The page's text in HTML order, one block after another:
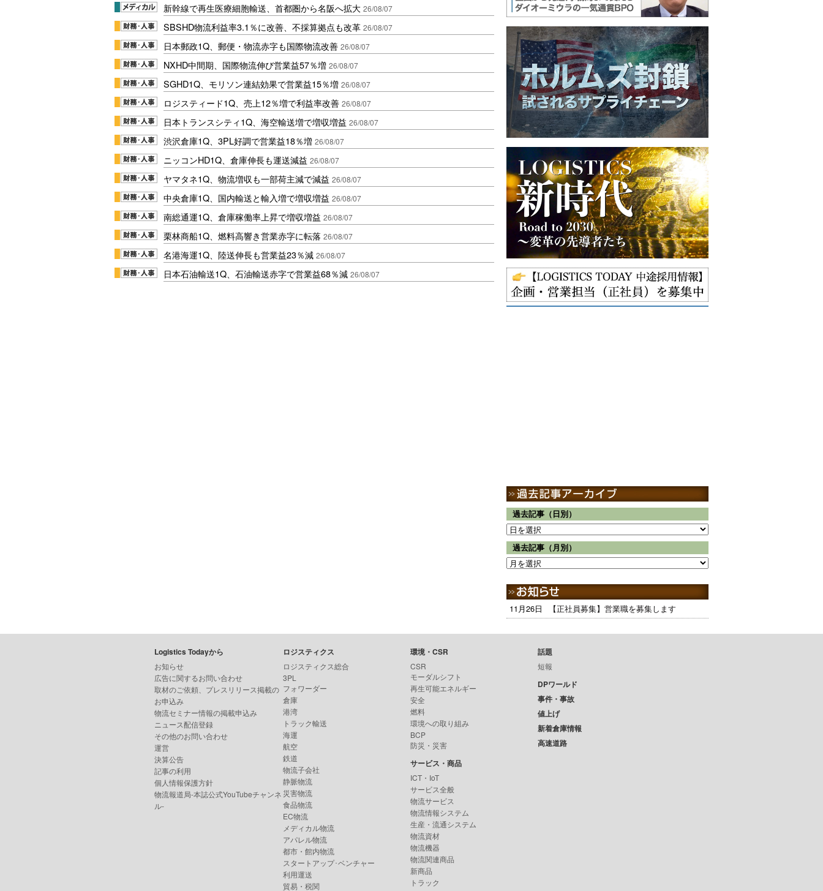
新幹線で再生医療細胞輸送、首都圏から名阪へ拡大 26/08/07
SBSHD物流利益率3.1％に改善、不採算拠点も改革 26/08/07
日本郵政1Q、郵便・物流赤字も国際物流改善 26/08/07
NXHD中間期、国際物流伸び営業益57％増 26/08/07
SGHD1Q、モリソン連結効果で営業益15％増 26/08/07
ロジスティード1Q、売上12％増で利益率改善 26/08/07
日本トランスシティ1Q、海空輸送増で増収増益 26/08/07
渋沢倉庫1Q、3PL好調で営業益18％増 26/08/07
ニッコンHD1Q、倉庫伸長も運送減益 26/08/07
ヤマタネ1Q、物流増収も一部荷主減で減益 26/08/07
中央倉庫1Q、国内輸送と輸入増で増収増益 26/08/07
南総通運1Q、倉庫稼働率上昇で増収増益 26/08/07
栗林商船1Q、燃料高響き営業赤字に転落 26/08/07
名港海運1Q、陸送伸長も営業益23％減 26/08/07
日本石油輸送1Q、石油輸送赤字で営業益68％減 26/08/07
過去記事（日別）
過去記事（月別）
11月26日 【正社員募集】営業職を募集します
Logistics Todayから
お知らせ
広告に関するお問い合わせ
取材のご依頼、プレスリリース掲載の
お申込み
物流セミナー情報の掲載申込み
ニュース配信登録
その他のお問い合わせ
運営
決算公告
記事の利用
個人情報保護方針
物流報道局-本誌公式YouTubeチャンネ
ル-
ロジスティクス
ロジスティクス総合
3PL
フォワーダー
倉庫
港湾
トラック輸送
海運
航空
鉄道
物流子会社
静脈物流
災害物流
食品物流
EC物流
メディカル物流
アパレル物流
都市・館内物流
スタートアップ･ベンチャー
利用運送
貿易・税関
環境・CSR
CSR
モーダルシフト
再生可能エネルギー
安全
燃料
環境への取り組み
BCP
防災・災害
サービス・商品
ICT・IoT
サービス全般
物流サービス
物流情報システム
生産・流通システム
物流資材
物流機器
物流関連商品
新商品
トラック
話題
短報
DPワールド
事件・事故
値上げ
新着倉庫情報
高速道路